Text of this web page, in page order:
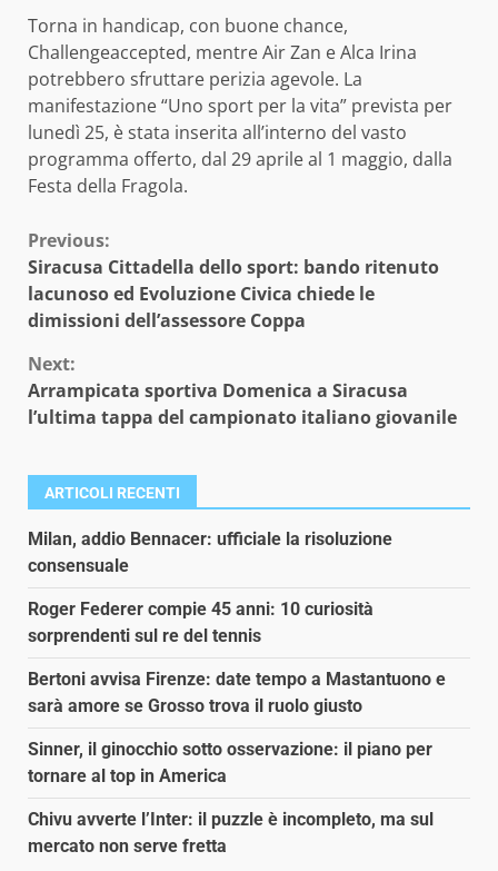
Torna in handicap, con buone chance,
Challengeaccepted, mentre Air Zan e Alca Irina
potrebbero sfruttare perizia agevole. La
manifestazione “Uno sport per la vita” prevista per
lunedì 25, è stata inserita all’interno del vasto
programma offerto, dal 29 aprile al 1 maggio, dalla
Festa della Fragola.
Continue
Reading
Previous:
Siracusa Cittadella dello sport: bando ritenuto
lacunoso ed Evoluzione Civica chiede le
dimissioni dell’assessore Coppa
Next:
Arrampicata sportiva Domenica a Siracusa
l’ultima tappa del campionato italiano giovanile
ARTICOLI RECENTI
Milan, addio Bennacer: ufficiale la risoluzione
consensuale
Roger Federer compie 45 anni: 10 curiosità
sorprendenti sul re del tennis
Bertoni avvisa Firenze: date tempo a Mastantuono e
sarà amore se Grosso trova il ruolo giusto
Sinner, il ginocchio sotto osservazione: il piano per
tornare al top in America
Chivu avverte l’Inter: il puzzle è incompleto, ma sul
mercato non serve fretta